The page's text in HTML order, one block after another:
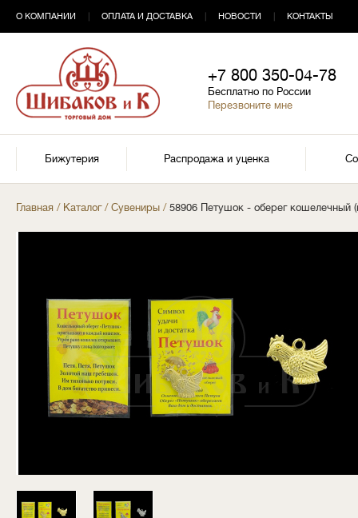
О КОМПАНИИ ОПЛАТА И ДОСТАВКА НОВОСТИ КОНТАКТЫ
+7 800 350-04-78
Бесплатно по России
Перезвоните мне
Бижутерия Распродажа и уценка
Главная / Каталог/ Сувениры / 58906 Петушок - оберег кошелечный